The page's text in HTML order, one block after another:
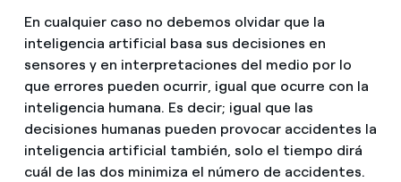
En cualquier caso no debemos olvidar que la
inteligencia artificial basa sus decisiones en
sensores y en interpretaciones del medio por lo
que errores pueden ocurrir, igual que ocurre con la
inteligencia humana. Es decir; igual que las
decisiones humanas pueden provocar accidentes la
inteligencia artificial también, solo el tiempo dirá
cuál de las dos minimiza el número de accidentes.